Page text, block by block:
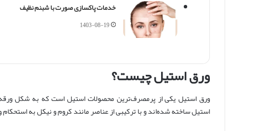
خدمات پاکسازی صورت با شبنم نظیف
1403-08-19
ورق استیل چیست؟
ورق استیل یکی از پرمصرف‌ترین محصولات استیل است که به شکل
استیل ساخته شده‌اند و با ترکیبی از عناصر مانند کروم و نیکل به